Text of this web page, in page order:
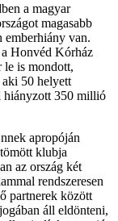
a magyar
magasabb
emberhiány van.
Honvéd Kórház
le is mondott,
50 helyett
hiányzott 350 millió
apropóján
klubja
az ország két
rendszeresen
partnerek között
áll eldönteni,